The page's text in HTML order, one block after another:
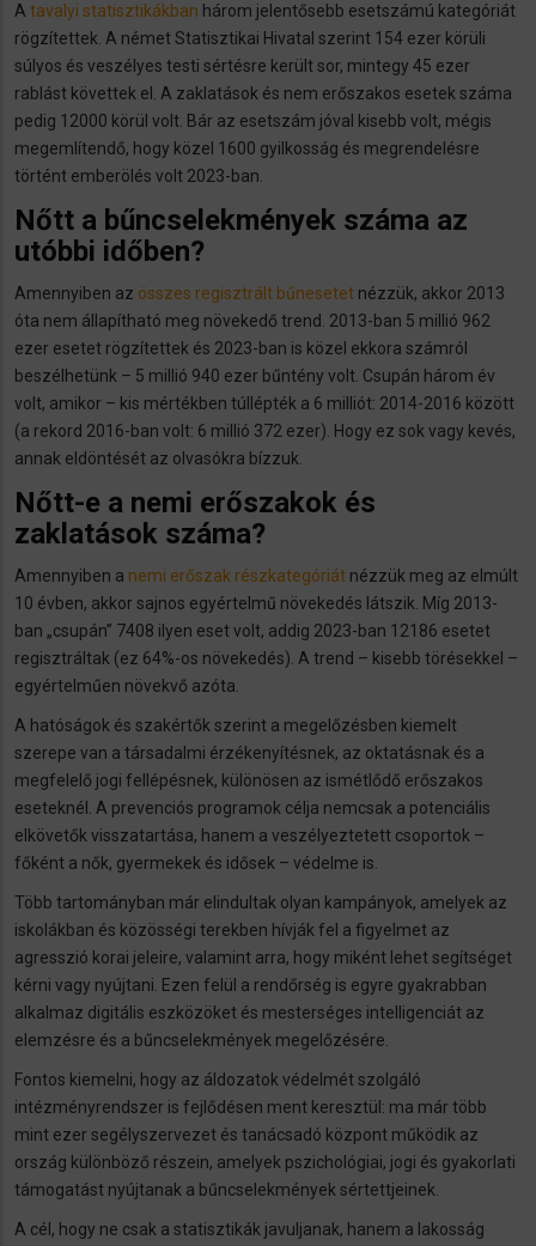
A tavalyi statisztikákban három jelentősebb esetszámú kategóriát
rögzítettek. A német Statisztikai Hivatal szerint 154 ezer körüli
súlyos és veszélyes testi sértésre került sor, mintegy 45 ezer
rablást követtek el. A zaklatások és nem erőszakos esetek száma
pedig 12000 körül volt. Bár az esetszám jóval kisebb volt, mégis
megemlítendő, hogy közel 1600 gyilkosság és megrendelésre
történt emberölés volt 2023-ban.
Nőtt a bűncselekmények száma az
utóbbi időben?
Amennyiben az összes regisztrált bűnesetet nézzük, akkor 2013
óta nem állapítható meg növekedő trend. 2013-ban 5 millió 962
ezer esetet rögzítettek és 2023-ban is közel ekkora számról
beszélhetünk – 5 millió 940 ezer bűntény volt. Csupán három év
volt, amikor – kis mértékben túllépték a 6 milliót: 2014-2016 között
(a rekord 2016-ban volt: 6 millió 372 ezer). Hogy ez sok vagy kevés,
annak eldöntését az olvasókra bízzuk.
Nőtt-e a nemi erőszakok és
zaklatások száma?
Amennyiben a nemi erőszak részkategóriát nézzük meg az elmúlt
10 évben, akkor sajnos egyértelmű növekedés látszik. Míg 2013-
ban „csupán” 7408 ilyen eset volt, addig 2023-ban 12186 esetet
regisztráltak (ez 64%-os növekedés). A trend – kisebb törésekkel –
egyértelműen növekvő azóta.
A hatóságok és szakértők szerint a megelőzésben kiemelt
szerepe van a társadalmi érzékenyítésnek, az oktatásnak és a
megfelelő jogi fellépésnek, különösen az ismétlődő erőszakos
eseteknél. A prevenciós programok célja nemcsak a potenciális
elkövetők visszatartása, hanem a veszélyeztetett csoportok –
főként a nők, gyermekek és idősek – védelme is.
Több tartományban már elindultak olyan kampányok, amelyek az
iskolákban és közösségi terekben hívják fel a figyelmet az
agresszió korai jeleire, valamint arra, hogy miként lehet segítséget
kérni vagy nyújtani. Ezen felül a rendőrség is egyre gyakrabban
alkalmaz digitális eszközöket és mesterséges intelligenciát az
elemzésre és a bűncselekmények megelőzésére.
Fontos kiemelni, hogy az áldozatok védelmét szolgáló
intézményrendszer is fejlődésen ment keresztül: ma már több
mint ezer segélyszervezet és tanácsadó központ működik az
ország különböző részein, amelyek pszichológiai, jogi és gyakorlati
támogatást nyújtanak a bűncselekmények sértettjeinek.
A cél, hogy ne csak a statisztikák javuljanak, hanem a lakosság